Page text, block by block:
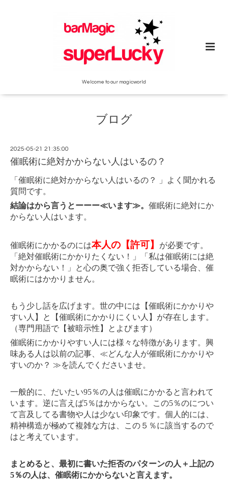
Welcome to our magicworld
ブログ
2025-05-21 21:35:00
催眠術に絶対かからない人はいるの？
「催眠術に絶対かからない人はいるの？ 」よく聞かれる
質問です。
結論はから言うとーーー≪います≫。 催眠術に絶対にか
からない人はいます。
催眠術にかかるのには本人の【許可】
が必要です。
「絶対催眠術にかかりたくない！」「私は催眠術には絶
対かからない！」と心の奥で強く拒否している場合、催
眠術にはかかりません。
もう少し話を広げます。世の中には【催眠術にかかりや
すい人】と【催眠術にかかりにくい人】が存在します。
（専門用語で【被暗示性】とよびます）
催眠術にかかりやすい人には様々な特徴があります。興
味ある人は以前の記事、≪どんな人が催眠術にかかりや
すいのか？ ≫を読んでくださいませ。
一般的に、だいたい95％の人は催眠にかかると言われて
います。逆に言えば5％はかからない。この5％のについ
て言及してる書物や人は少ない印象です。個人的には、
精神構造が極めて複雑な方は、この５％に該当するので
はと考えています。
まとめると、最初に書いた拒否のパターンの人＋上記の
5％の人は、催眠術にかからないと言えます。